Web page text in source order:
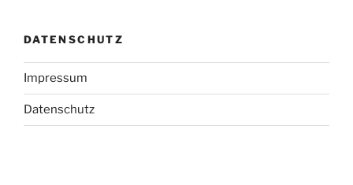
DATENSCHUTZ
Impressum
Datenschutz